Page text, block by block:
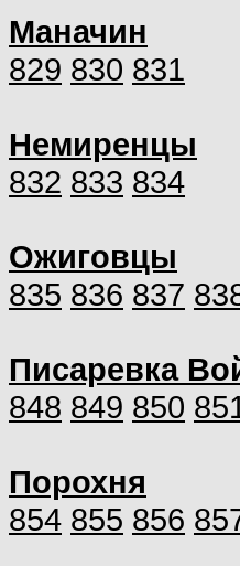
Маначин
829 830 831
Немиренцы
832 833 834
Ожиговцы
835 836 837
Писаревка
848 849 850
Порохня
854 855 856